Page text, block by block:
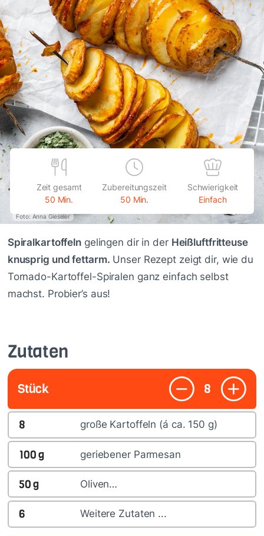
Foto: Anna Gieseler
Zeit gesamt
50 Min.
Zubereitungszeit
50 Min.
Schwierigkeit
Einfach
Spiralkartoffeln gelingen dir in der Heißluftfritteuse
knusprig und fettarm. Unser Rezept zeigt dir, wie du
Tornado-Kartoffel-Spiralen ganz einfach selbst
machst. Probier’s aus!
Zutaten
Stück 8
8 große Kartoffeln (á ca. 150 g)
100g geriebener Parmesan
50g Oliven…
6 Weitere Zutaten ...